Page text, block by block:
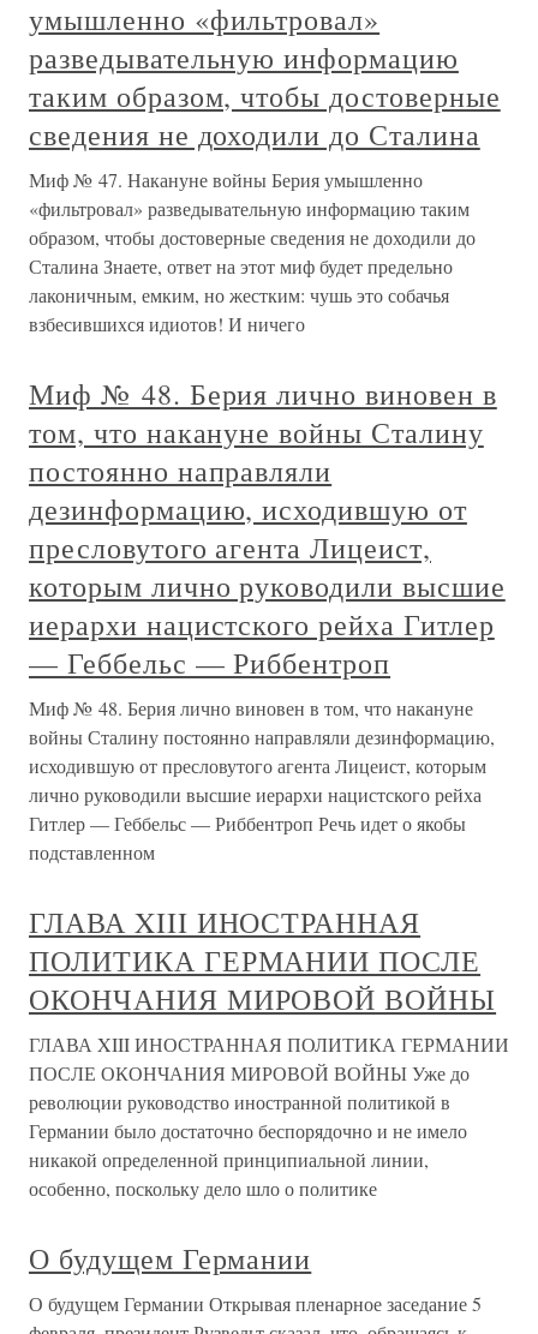
умышленно «фильтровал»
разведывательную информацию
таким образом, чтобы достоверные
сведения не доходили до Сталина
Миф № 47. Накануне войны Берия умышленно
«фильтровал» разведывательную информацию таким
образом, чтобы достоверные сведения не доходили до
Сталина Знаете, ответ на этот миф будет предельно
лаконичным, емким, но жестким: чушь это собачья
взбесившихся идиотов! И ничего
Миф № 48. Берия лично виновен в
том, что накануне войны Сталину
постоянно направляли
дезинформацию, исходившую от
пресловутого агента Лицеист,
которым лично руководили высшие
иерархи нацистского рейха Гитлер
— Геббельс — Риббентроп
Миф № 48. Берия лично виновен в том, что накануне
войны Сталину постоянно направляли дезинформацию,
исходившую от пресловутого агента Лицеист, которым
лично руководили высшие иерархи нацистского рейха
Гитлер — Геббельс — Риббентроп Речь идет о якобы
подставленном
ГЛАВА XIII ИНОСТРАННАЯ
ПОЛИТИКА ГЕРМАНИИ ПОСЛЕ
ОКОНЧАНИЯ МИРОВОЙ ВОЙНЫ
ГЛАВА XIII ИНОСТРАННАЯ ПОЛИТИКА ГЕРМАНИИ
ПОСЛЕ ОКОНЧАНИЯ МИРОВОЙ ВОЙНЫ Уже до
революции руководство иностранной политикой в
Германии было достаточно беспорядочно и не имело
никакой определенной принципиальной линии,
особенно, поскольку дело шло о политике
О будущем Германии
О будущем Германии Открывая пленарное заседание 5